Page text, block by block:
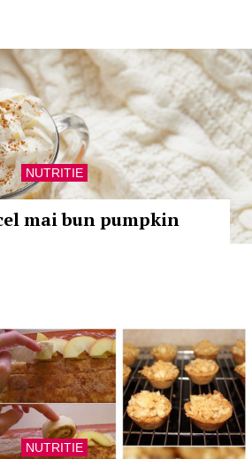
NUTRITIE
mai bun pumpkin
NUTRITIE